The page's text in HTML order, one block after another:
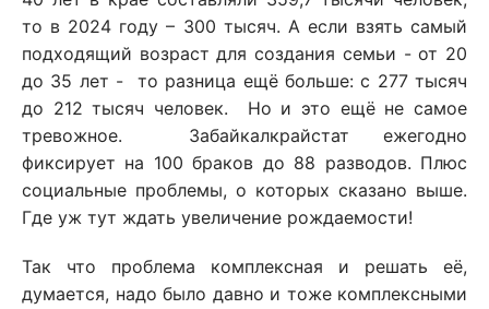
то в 2024 году – 300 тысяч. А если взять самый
подходящий возраст для создания семьи - от 20
до 35 лет - то разница ещё больше: с 277 тысяч
до 212 тысяч человек. Но и это ещё не самое
тревожное. Забайкалкрайстат ежегодно
фиксирует на 100 браков до 88 разводов. Плюс
социальные проблемы, о которых сказано выше.
Где уж тут ждать увеличение рождаемости!
Так что проблема комплексная и решать её,
думается, надо было давно и тоже комплексными